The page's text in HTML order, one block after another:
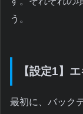
う。
【設定1】
最初に、バック